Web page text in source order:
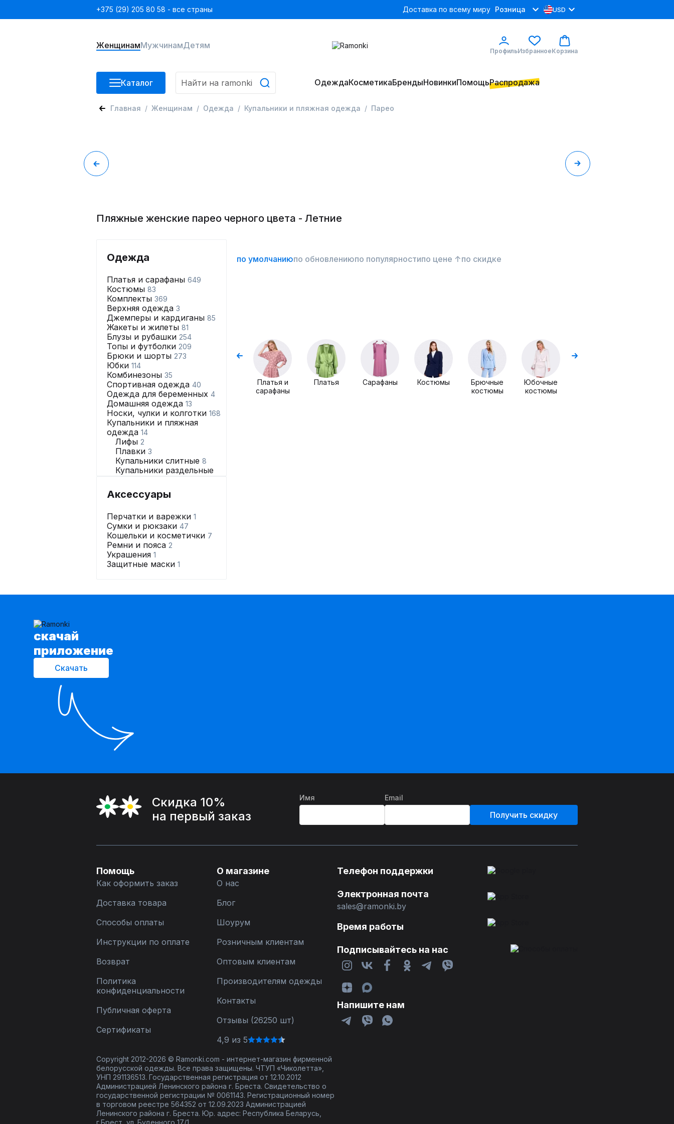
+375 (29) 205 80 58 - все страны Доставка по всему миру Розница USD
ЖенщинамМужчинамДетям
ПрофильИзбранноеКорзина
Каталог ОдеждаКосметикаБрендыНовинкиПомощьРаспродажа
Главная Женщинам Одежда Купальники и пляжная одежда Парео
Пляжные женские парео черного цвета - Летние
Одежда
Платья и сарафаны 649
Костюмы 83
Комплекты 369
Верхняя одежда 3
Джемперы и кардиганы 85
Жакеты и жилеты 81
Блузы и рубашки 254
Топы и футболки 209
Брюки и шорты 273
Юбки 114
Комбинезоны 35
Спортивная одежда 40
Одежда для беременных 4
Домашняя одежда 13
Носки, чулки и колготки 168
Купальники и пляжная
одежда 14
Лифы 2
Плавки 3
Купальники слитные 8
Купальники раздельные
Нижнее бельё257
Аксессуары
Перчатки и варежки 1
Сумки и рюкзаки 47
Кошельки и косметички 7
Ремни и пояса 2
Украшения 1
Защитные маски 1
по умолчаниюпо обновлениюпо популярностипо цене ↑по скидке
Платья и
сарафаны
Платья Сарафаны Костюмы
Брючные
костюмы
Юбочные
костюмы
cкачай
приложение
Скачать
Скидка 10%
на первый заказ
Имя Email
Получить скидку
Помощь
Как оформить заказ
Доставка товара
Способы оплаты
Инструкции по оплате
Возврат
Политика
конфиденциальности
Публичная оферта
Сертификаты
О магазине
О нас
Блог
Шоурум
Розничным клиентам
Оптовым клиентам
Производителям одежды
Контакты
Отзывы (26250 шт)
4,9 из 5
Телефон поддержки
Электронная почта
sales@ramonki.by
Время работы
Подписывайтесь на нас
Напишите нам
Copyright 2012-2026 © Ramonki.com - интернет-магазин фирменной
белорусской одежды. Все права защищены. ЧТУП «Чиколетта»,
УНП 291136513. Государственная регистрация от 12.10.2012
Администрацией Ленинского района г. Бреста. Свидетельство о
государственной регистрации № 0061143. Регистрационный номер
в торговом реестре 564352 от 12.09.2023 Администрацией
Ленинского района г. Бреста. Юр. адрес: Республика Беларусь,
г.Брест, ул. Буденного 17/1.